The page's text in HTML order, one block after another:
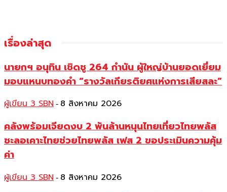
เรื่องล่าสุด
นายกฯ อนุทิน เชิดชู 264 กำนัน ผู้ใหญ่บ้านยอดเยี่ยม
มอบแหนบทองคำ “รางวัลเกียรติยศแห่งการเสียสละ”
ผู้เขียน 3 SBN - 8 สิงหาคม 2026
คลังพร้อมเจียดงบ 2 พันล้านหนุนไทยเที่ยวไทยพลัส
ชะลอเคาะไทยช่วยไทยพลัส เฟส 2 ขอประเมินความคุ้ม
ค่า
ผู้เขียน 3 SBN - 8 สิงหาคม 2026